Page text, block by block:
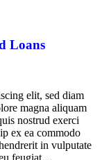
Loans
elit, sed diam
magna aliquam
nostrud exerci
ex ea commodo
in vulputate